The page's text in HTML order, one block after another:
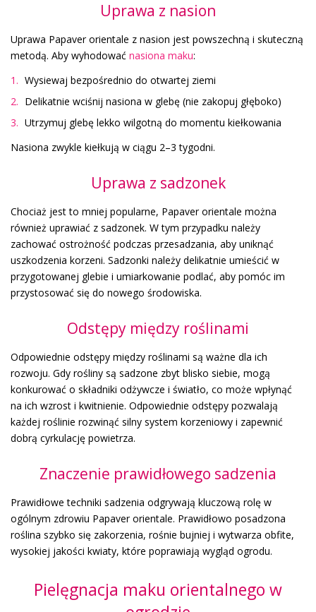
Uprawa z nasion
Uprawa Papaver orientale z nasion jest powszechną i skuteczną
metodą. Aby wyhodować nasiona maku:
Wysiewaj bezpośrednio do otwartej ziemi
Delikatnie wciśnij nasiona w glebę (nie zakopuj głęboko)
Utrzymuj glebę lekko wilgotną do momentu kiełkowania
Nasiona zwykle kiełkują w ciągu 2–3 tygodni.
Uprawa z sadzonek
Chociaż jest to mniej popularne, Papaver orientale można
również uprawiać z sadzonek. W tym przypadku należy
zachować ostrożność podczas przesadzania, aby uniknąć
uszkodzenia korzeni. Sadzonki należy delikatnie umieścić w
przygotowanej glebie i umiarkowanie podlać, aby pomóc im
przystosować się do nowego środowiska.
Odstępy między roślinami
Odpowiednie odstępy między roślinami są ważne dla ich
rozwoju. Gdy rośliny są sadzone zbyt blisko siebie, mogą
konkurować o składniki odżywcze i światło, co może wpłynąć
na ich wzrost i kwitnienie. Odpowiednie odstępy pozwalają
każdej roślinie rozwinąć silny system korzeniowy i zapewnić
dobrą cyrkulację powietrza.
Znaczenie prawidłowego sadzenia
Prawidłowe techniki sadzenia odgrywają kluczową rolę w
ogólnym zdrowiu Papaver orientale. Prawidłowo posadzona
roślina szybko się zakorzenia, rośnie bujniej i wytwarza obfite,
wysokiej jakości kwiaty, które poprawiają wygląd ogrodu.
Pielęgnacja maku orientalnego w